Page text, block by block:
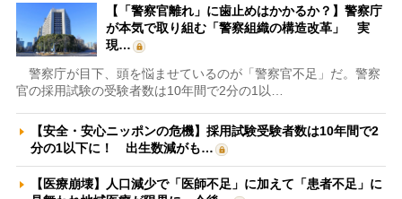
【「警察官離れ」に歯止めはかかるか？】警察庁
が本気で取り組む「警察組織の構造改革」 実
現…
警察庁が目下、頭を悩ませているのが「警察官不足」だ。警察
官の採用試験の受験者数は10年間で2分の1以…
【安全・安心ニッポンの危機】採用試験受験者数は10年間で2
分の1以下に！ 出生数減がも…
【医療崩壊】人口減少で「医師不足」に加えて「患者不足」に